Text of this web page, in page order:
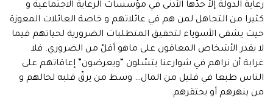
رعاية الدولة إلاّ حدّها الأدنى في مؤسسات الرعاية الاجتماعية و
كثيرا من التجاهل لمن هم في عائلاتهم و خاصة العائلات المعوزة
حيث يشقى الأسوياء لتحقيق المتطلبات الضرورية لحياتهم فيما
لا يقدر الأشخاص المعاقون على ماهو أقلّ من الضروري. فلا
غرابة أن نراهم في شوارعنا يتسّلون “ويعرضون” إعاقاتهم على
الناس طبعا في قليل من المال… وسط من يرقّ قلبه لحالهم و
من ينهرهم أو يحتقرهم.